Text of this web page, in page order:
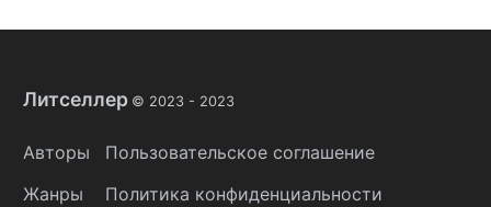
Литселлер © 2023 - 2023
Авторы
Жанры
Пользовательское соглашение
Политика конфиденциальности